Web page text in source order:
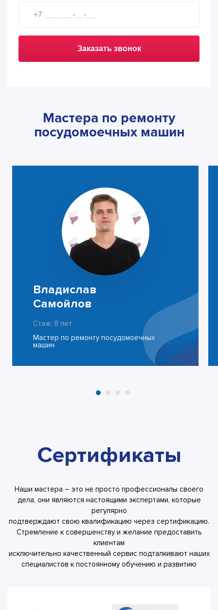
Заказать звонок
Мастера по ремонту
посудомоечных машин
Владислав
Самойлов
Стаж: 8 лет
Мастер по ремонту посудомоечных
машин
Сертификаты
Наши мастера – это не просто профессионалы своего
дела, они являются настоящими экспертами, которые
регулярно
подтверждают свою квалификацию через сертификацию.
Стремление к совершенству и желание предоставить
клиентам
исключительно качественный сервис подталкивают наших
специалистов к постоянному обучению и развитию